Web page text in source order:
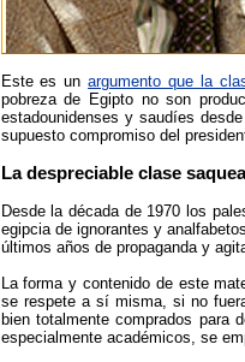
Este es unargumento que la
pobreza de Egipto no son
estadounidenses y saudíes
supuesto compromiso del
La despreciable clase
Desde la década de 1970 los
egipcia de ignorantes y
últimos años de propaganda y
La forma y contenido de este
se respete a sí misma, si no
bien totalmente comprados para
especialmente académicos, se